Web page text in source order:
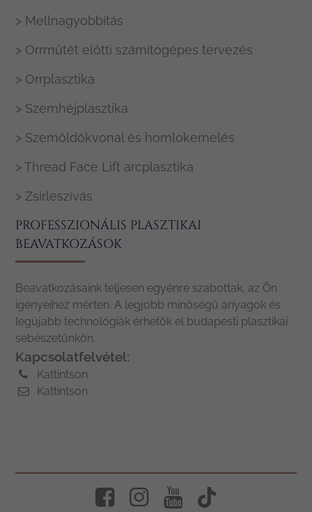
> Mellnagyobbítás
> Orrműtét előtti számítógépes tervezés
> Orrplasztika
> Szemhéjplasztika
> Szemöldökvonal és homlokemelés
> Thread Face Lift arcplasztika
> Zsírleszívás
PROFESSZIONÁLIS PLASZTIKAI
BEAVATKOZÁSOK
Beavatkozásaink teljesen egyénre szabottak, az Ön
igényeihez mérten. A legjobb minőségű anyagok és
legújabb technológiák érhetők el budapesti plasztikai
sebészetünkön.
Kapcsolatfelvétel:
Kattintson
Kattintson